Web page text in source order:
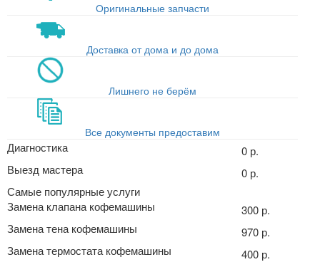
Оригинальные запчасти
Доставка от дома и до дома
Лишнего не берём
Все документы предоставим
Диагностика
0 р.
Выезд мастера
0 р.
Самые популярные услуги
Замена клапана кофемашины
300 р.
Замена тена кофемашины
970 р.
Замена термостата кофемашины
400 р.